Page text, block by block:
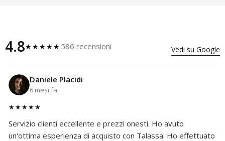
4.8★★★★★ 586 recensioni Vedi su Google
Daniele Placidi
6 mesi fa
★★★★★
Servizio clienti eccellente e prezzi onesti. Ho avuto
un'ottima esperienza di acquisto con Talassa. Ho effettuato